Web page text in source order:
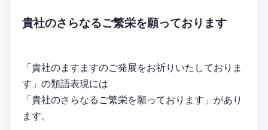
貴社のさらなるご繁栄を願っております
「貴社のますますのご発展をお祈りいたしておりま
す」の類語表現には
「貴社のさらなるご繁栄を願っております」があり
ます。